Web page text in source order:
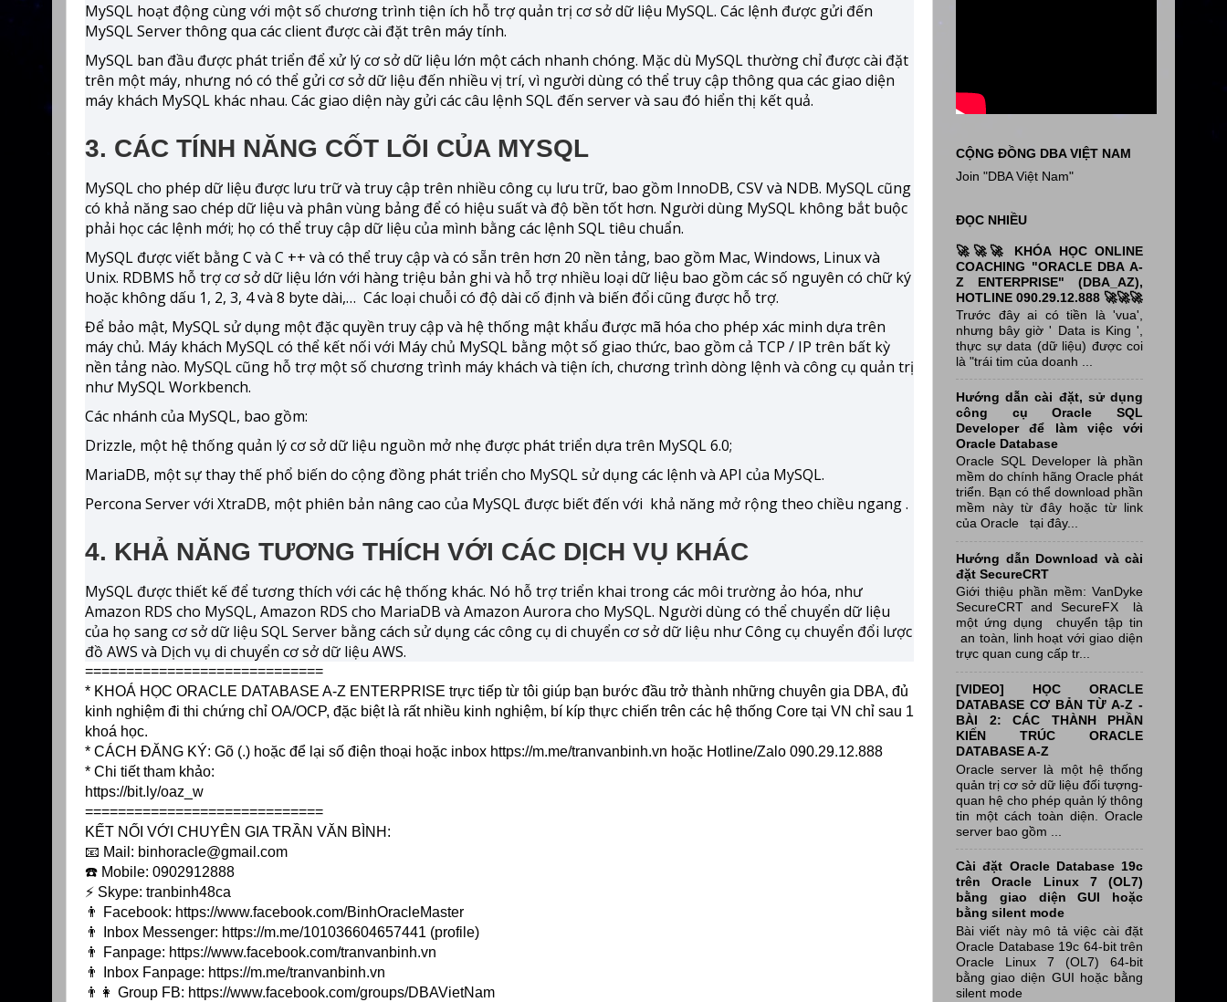
MySQL hoạt động cùng với một số chương trình tiện ích hỗ trợ quản trị cơ sở dữ liệu MySQL. Các lệnh được gửi đến
MySQL Server thông qua các client được cài đặt trên máy tính.
MySQL ban đầu được phát triển để xử lý cơ sở dữ liệu lớn một cách nhanh chóng. Mặc dù MySQL thường chỉ được cài đặt
trên một máy, nhưng nó có thể gửi cơ sở dữ liệu đến nhiều vị trí, vì người dùng có thể truy cập thông qua các giao diện
máy khách MySQL khác nhau. Các giao diện này gửi các câu lệnh SQL đến server và sau đó hiển thị kết quả.
3. CÁC TÍNH NĂNG CỐT LÕI CỦA MYSQL
MySQL cho phép dữ liệu được lưu trữ và truy cập trên nhiều công cụ lưu trữ, bao gồm InnoDB, CSV và NDB. MySQL cũng
có khả năng sao chép dữ liệu và phân vùng bảng để có hiệu suất và độ bền tốt hơn. Người dùng MySQL không bắt buộc
phải học các lệnh mới; họ có thể truy cập dữ liệu của mình bằng các lệnh SQL tiêu chuẩn.
MySQL được viết bằng C và C ++ và có thể truy cập và có sẵn trên hơn 20 nền tảng, bao gồm Mac, Windows, Linux và
Unix. RDBMS hỗ trợ cơ sở dữ liệu lớn với hàng triệu bản ghi và hỗ trợ nhiều loại dữ liệu bao gồm các số nguyên có chữ ký
hoặc không dấu 1, 2, 3, 4 và 8 byte dài,… Các loại chuỗi có độ dài cố định và biến đổi cũng được hỗ trợ.
Để bảo mật, MySQL sử dụng một đặc quyền truy cập và hệ thống mật khẩu được mã hóa cho phép xác minh dựa trên
máy chủ. Máy khách MySQL có thể kết nối với Máy chủ MySQL bằng một số giao thức, bao gồm cả TCP / IP trên bất kỳ
nền tảng nào. MySQL cũng hỗ trợ một số chương trình máy khách và tiện ích, chương trình dòng lệnh và công cụ quản trị
như MySQL Workbench.
Các nhánh của MySQL, bao gồm:
Drizzle, một hệ thống quản lý cơ sở dữ liệu nguồn mở nhẹ được phát triển dựa trên MySQL 6.0;
MariaDB, một sự thay thế phổ biến do cộng đồng phát triển cho MySQL sử dụng các lệnh và API của MySQL.
Percona Server với XtraDB, một phiên bản nâng cao của MySQL được biết đến với khả năng mở rộng theo chiều ngang .
4. KHẢ NĂNG TƯƠNG THÍCH VỚI CÁC DỊCH VỤ KHÁC
MySQL được thiết kế để tương thích với các hệ thống khác. Nó hỗ trợ triển khai trong các môi trường ảo hóa, như
Amazon RDS cho MySQL, Amazon RDS cho MariaDB và Amazon Aurora cho MySQL. Người dùng có thể chuyển dữ liệu
của họ sang cơ sở dữ liệu SQL Server bằng cách sử dụng các công cụ di chuyển cơ sở dữ liệu như Công cụ chuyển đổi lược
đồ AWS và Dịch vụ di chuyển cơ sở dữ liệu AWS.
=============================
* KHOÁ HỌC ORACLE DATABASE A-Z ENTERPRISE trực tiếp từ tôi giúp bạn bước đầu trở thành những chuyên gia DBA, đủ
kinh nghiệm đi thi chứng chỉ OA/OCP, đặc biệt là rất nhiều kinh nghiệm, bí kíp thực chiến trên các hệ thống Core tại VN chỉ sau 1
khoá học.
* CÁCH ĐĂNG KÝ: Gõ (.) hoặc để lại số điện thoại hoặc inbox https://m.me/tranvanbinh.vn hoặc Hotline/Zalo 090.29.12.888
* Chi tiết tham khảo:
https://bit.ly/oaz_w
=============================
KẾT NỐI VỚI CHUYÊN GIA TRẦN VĂN BÌNH:
📧 Mail: binhoracle@gmail.com
☎️ Mobile: 0902912888
⚡️ Skype: tranbinh48ca
👨 Facebook: https://www.facebook.com/BinhOracleMaster
👨 Inbox Messenger: https://m.me/101036604657441 (profile)
👨 Fanpage: https://www.facebook.com/tranvanbinh.vn
👨 Inbox Fanpage: https://m.me/tranvanbinh.vn
👨👩 Group FB: https://www.facebook.com/groups/DBAVietNam
CỘNG ĐỒNG DBA VIỆT NAM
Join "DBA Việt Nam"
ĐỌC NHIỀU
🚀🚀🚀 KHÓA HỌC ONLINE
COACHING "ORACLE DBA A-
Z ENTERPRISE" (DBA_AZ),
HOTLINE 090.29.12.888 🚀🚀🚀
Trước đây ai có tiền là 'vua',
nhưng bây giờ ' Data is King ',
thực sự data (dữ liệu) được coi
là "trái tim của doanh ...
Hướng dẫn cài đặt, sử dụng
công cụ Oracle SQL
Developer để làm việc với
Oracle Database
Oracle SQL Developer là phần
mềm do chính hãng Oracle phát
triển. Bạn có thể download phần
mềm này từ đây hoặc từ link
của Oracle tại đây...
Hướng dẫn Download và cài
đặt SecureCRT
Giới thiệu phần mềm: VanDyke
SecureCRT and SecureFX là
một ứng dụng chuyển tập tin
an toàn, linh hoạt với giao diện
trực quan cung cấp tr...
[VIDEO] HỌC ORACLE
DATABASE CƠ BẢN TỪ A-Z -
BÀI 2: CÁC THÀNH PHẦN
KIẾN TRÚC ORACLE
DATABASE A-Z
Oracle server là một hệ thống
quản trị cơ sở dữ liệu đối tượng-
quan hệ cho phép quản lý thông
tin một cách toàn diện. Oracle
server bao gồm ...
Cài đặt Oracle Database 19c
trên Oracle Linux 7 (OL7)
bằng giao diện GUI hoặc
bằng silent mode
Bài viết này mô tả việc cài đặt
Oracle Database 19c 64-bit trên
Oracle Linux 7 (OL7) 64-bit
bằng giao diện GUI hoặc bằng
silent mode